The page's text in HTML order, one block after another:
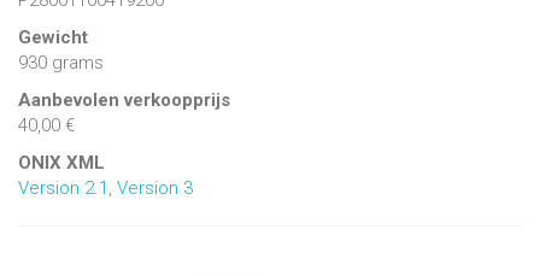
Gewicht
930 grams
Aanbevolen verkoopprijs
40,00 €
ONIX XML
Version 2.1 , Version 3